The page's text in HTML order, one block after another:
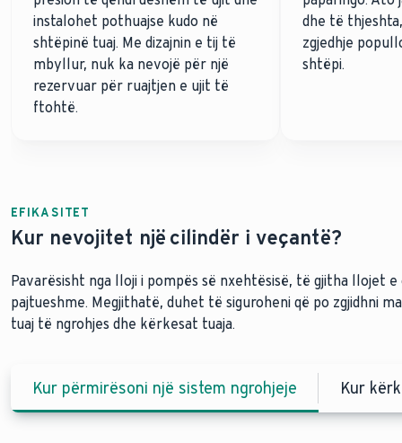
instalohet pothuajse kudo në
shtëpinë tuaj. Me dizajnin e tij të
mbyllur, nuk ka nevojë për një
rezervuar për ruajtjen e ujit të
ftohtë.
dhe të
zgjedhje
shtëpi.
EFIKASITET
Kur nevojitet një cilindër i veçantë?
Pavarësisht nga lloji i pompës së nxehtësisë, të gjitha llojet
pajtueshme. Megjithatë, duhet të siguroheni që po zgjidhni
tuaj të ngrohjes dhe kërkesat tuaja.
Kur përmirësoni një sistem ngrohjeje Kur